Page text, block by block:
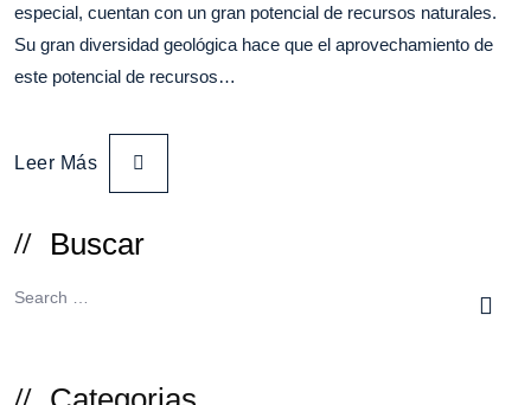
especial, cuentan con un gran potencial de recursos naturales.
Su gran diversidad geológica hace que el aprovechamiento de
este potencial de recursos…
Leer Más
Buscar